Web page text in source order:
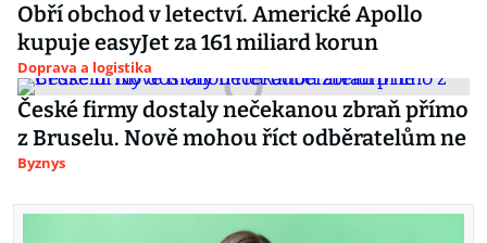
Obří obchod v letectví. Americké Apollo
kupuje easyJet za 161 miliard korun
Doprava a logistika
České firmy dostaly nečekanou zbraň přímo
z Bruselu. Nově mohou říct odběratelům ne
Byznys